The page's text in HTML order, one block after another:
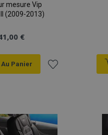
mesure Vip
(2009-2013)
€
Panier
liste